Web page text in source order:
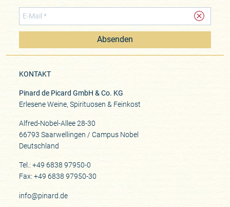
Absenden
KONTAKT
Pinard de Picard GmbH & Co. KG
Erlesene Weine, Spirituosen & Feinkost
Alfred-Nobel-Allee 28-30
66793 Saarwellingen / Campus Nobel
Deutschland
Tel.: +49 6838 97950-0
Fax: +49 6838 97950-30
info@pinard.de